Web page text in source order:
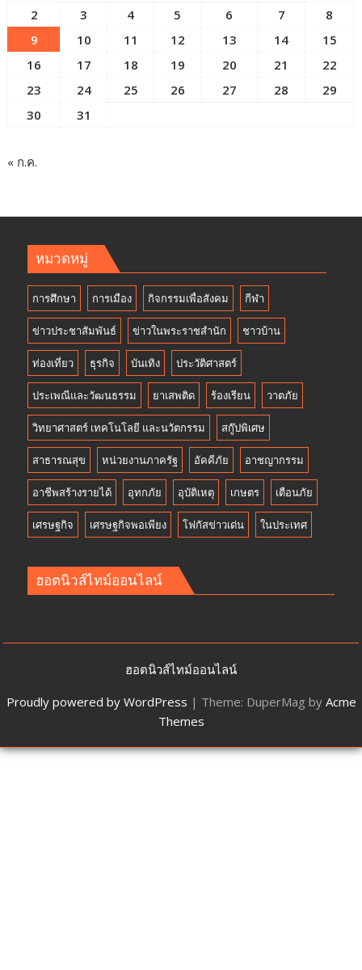
2
3 4 5 6 7
8
9
10 11 12 13 14
15
16
17 18 19 20 21
22
23
24 25 26 27 28
29
30
31
« ก.ค.
หมวดหมู่
การศึกษา การเมือง กิจกรรมเพื่อสังคม กีฬา
ข่าวประชาสัมพันธ์ ข่าวในพระราชสำนัก ชาวบ้าน
ท่องเที่ยว ธุรกิจ บันเทิง ประวัติศาสตร์
ประเพณีและวัฒนธรรม ยาเสพติด ร้องเรียน วาตภัย
วิทยาศาสตร์ เทคโนโลยี และนวัตกรรม สกู๊ปพิเศษ
สาธารณสุข หน่วยงานภาครัฐ อัคคีภัย อาชญากรรม
อาชีพสร้างรายได้ อุทกภัย อุบัติเหตุ เกษตร เตือนภัย
เศรษฐกิจ เศรษฐกิจพอเพียง โฟกัสข่าวเด่น ในประเทศ
ฮอตนิวส์ไทม์ออนไลน์
ฮอตนิวส์ไทม์ออนไลน์
Proudly powered by WordPress | Theme: DuperMag by Acme
Themes